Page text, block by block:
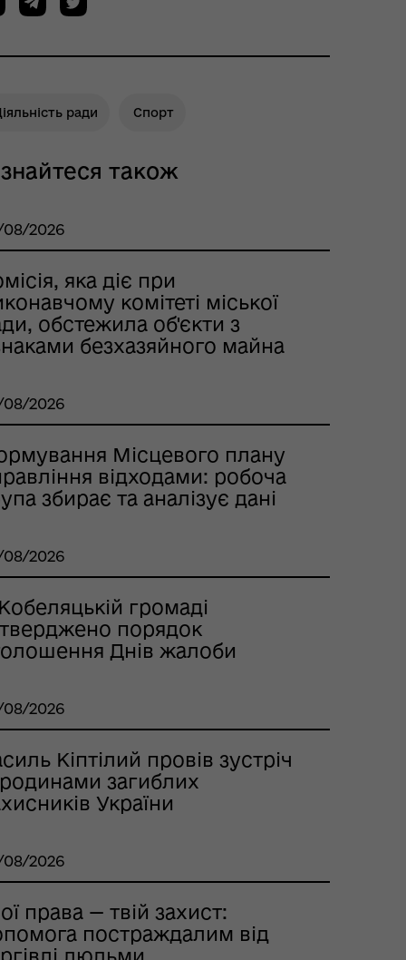
ради Спорт
також
2026
яка діє при
комітеті міської
обстежила об'єкти з
безхазяйного майна
2026
Місцевого плану
відходами: робоча
збирає та аналізує дані
2026
громаді
порядок
Днів жалоби
2026
Кіптілий провів зустріч
родинами загиблих
України
2026
права — твій захист:
постраждалим від
людьми